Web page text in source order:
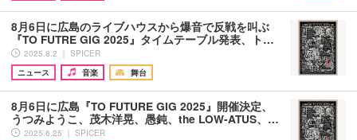
8月6日に広島のライブハウスから爆音で反戦を叫ぶ
『TO FUTRE GIG 2025』タイムテーブル発表、ト…
2025.8.2 ｜ SPICER
ニュース
音楽 舞台
8月6日に広島『TO FUTURE GIG 2025』開催決定、
うつみようこ、茂木洋晃、愚鈍、the LOW-ATUS、…
2025.6.25 ｜ SPICER